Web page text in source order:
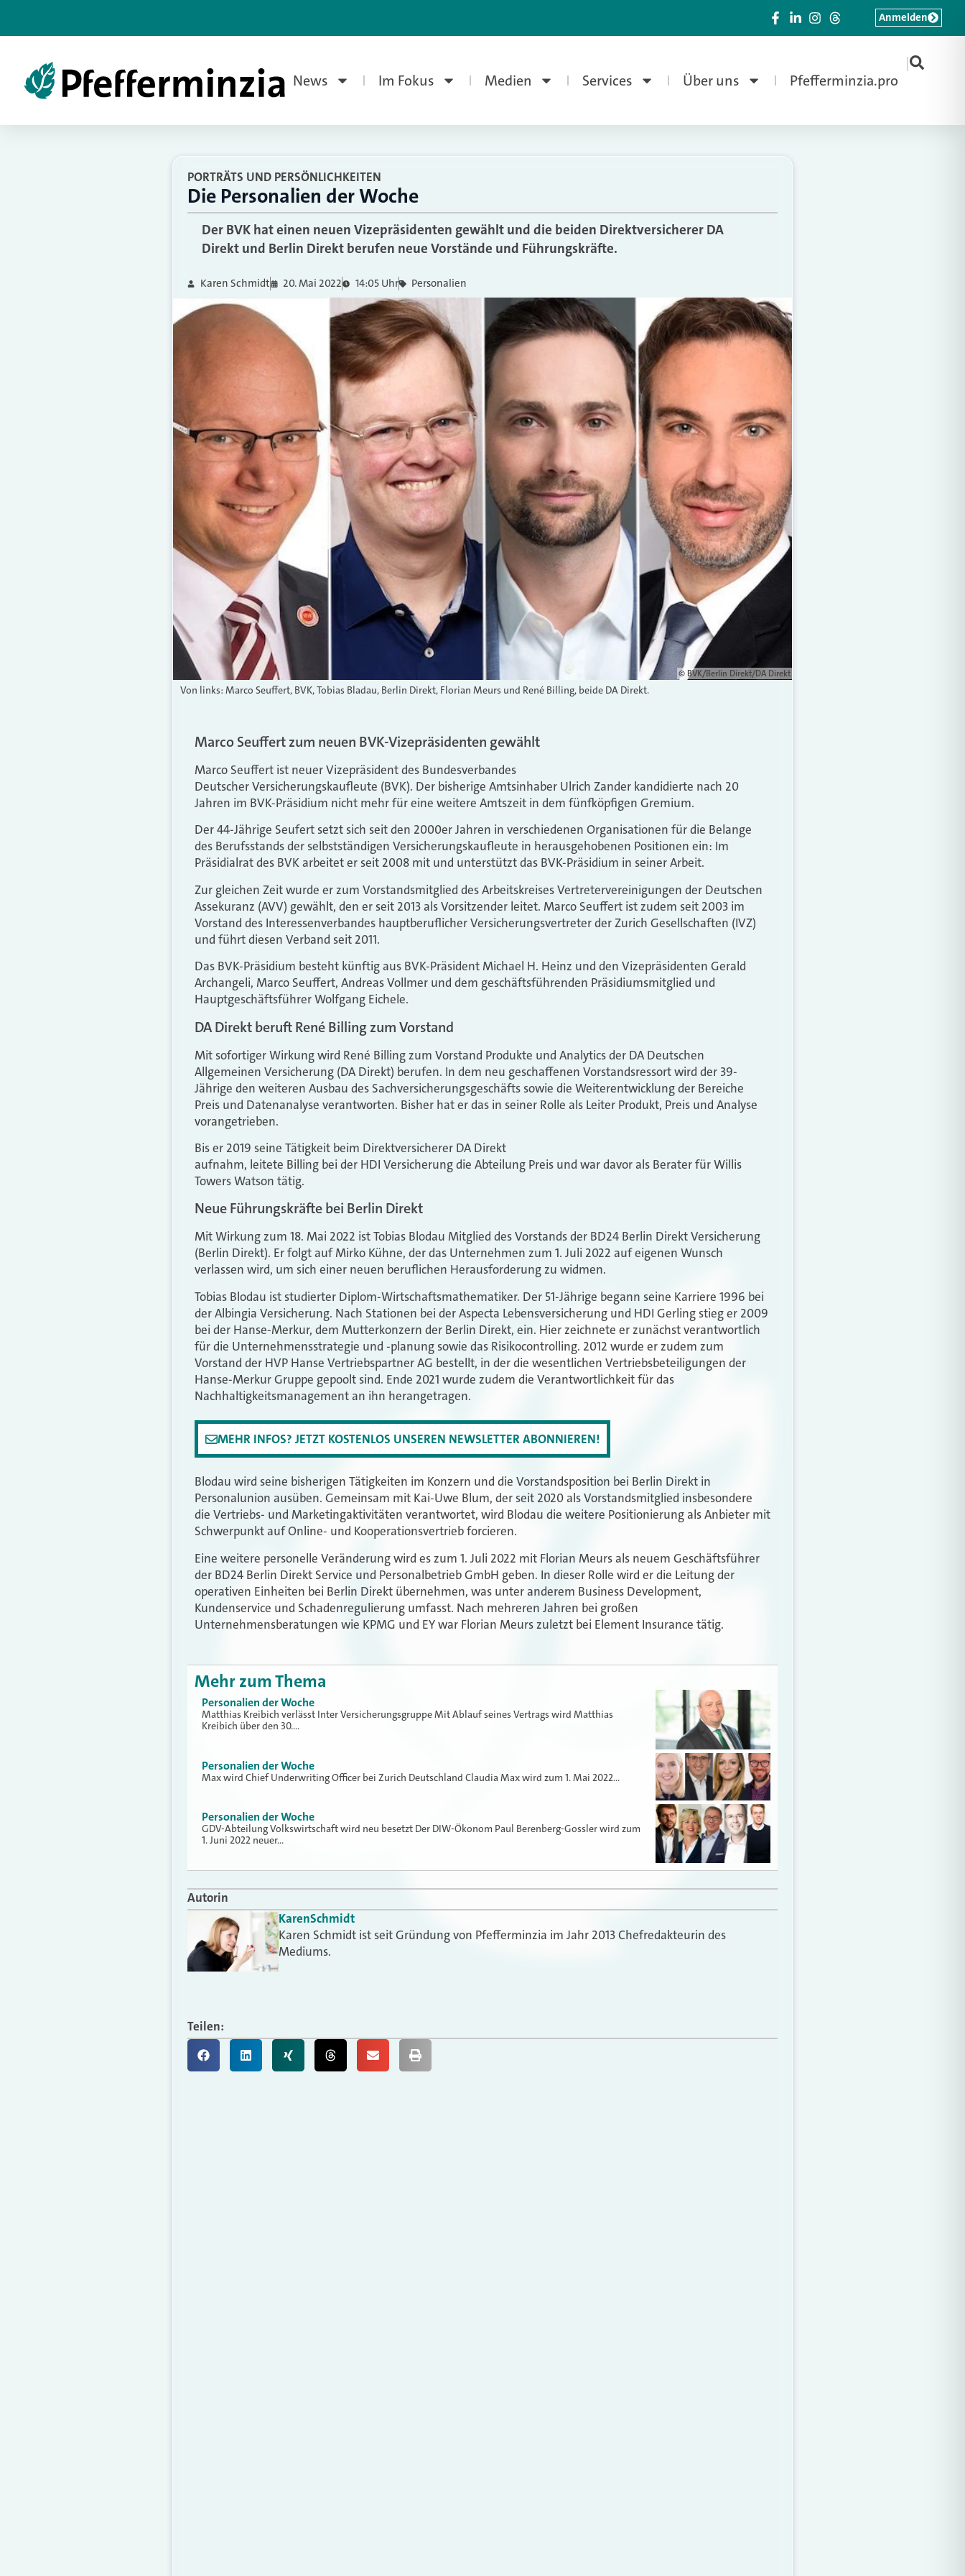
News Im Fokus Medien Services Über uns Pfefferminzia.pro
|
Anmelden
PORTRÄTS UND PERSÖNLICHKEITEN
Die Personalien der Woche
Der BVK hat einen neuen Vizepräsidenten gewählt und die beiden Direktversicherer DA
Direkt und Berlin Direkt berufen neue Vorstände und Führungskräfte.
Karen Schmidt 20. Mai 2022 14:05 Uhr Personalien
© BVK/Berlin Direkt/DA Direkt
Von links: Marco Seuffert, BVK, Tobias Bladau, Berlin Direkt, Florian Meurs und René Billing, beide DA Direkt.
Marco Seuffert zum neuen BVK-Vizepräsidenten gewählt
Marco Seuffert ist neuer Vizepräsident des Bundesverbandes
Deutscher Versicherungskaufleute (BVK). Der bisherige Amtsinhaber Ulrich Zander kandidierte nach 20
Jahren im BVK-Präsidium nicht mehr für eine weitere Amtszeit in dem fünfköpfigen Gremium.
Der 44-Jährige Seufert setzt sich seit den 2000er Jahren in verschiedenen Organisationen für die Belange
des Berufsstands der selbstständigen Versicherungskaufleute in herausgehobenen Positionen ein: Im
Präsidialrat des BVK arbeitet er seit 2008 mit und unterstützt das BVK-Präsidium in seiner Arbeit.
Zur gleichen Zeit wurde er zum Vorstandsmitglied des Arbeitskreises Vertretervereinigungen der Deutschen
Assekuranz (AVV) gewählt, den er seit 2013 als Vorsitzender leitet. Marco Seuffert ist zudem seit 2003 im
Vorstand des Interessenverbandes hauptberuflicher Versicherungsvertreter der Zurich Gesellschaften (IVZ)
und führt diesen Verband seit 2011.
Das BVK-Präsidium besteht künftig aus BVK-Präsident Michael H. Heinz und den Vizepräsidenten Gerald
Archangeli, Marco Seuffert, Andreas Vollmer und dem geschäftsführenden Präsidiumsmitglied und
Hauptgeschäftsführer Wolfgang Eichele.
DA Direkt beruft René Billing zum Vorstand
Mit sofortiger Wirkung wird René Billing zum Vorstand Produkte und Analytics der DA Deutschen
Allgemeinen Versicherung (DA Direkt) berufen. In dem neu geschaffenen Vorstandsressort wird der 39-
Jährige den weiteren Ausbau des Sachversicherungsgeschäfts sowie die Weiterentwicklung der Bereiche
Preis und Datenanalyse verantworten. Bisher hat er das in seiner Rolle als Leiter Produkt, Preis und Analyse
vorangetrieben.
Bis er 2019 seine Tätigkeit beim Direktversicherer DA Direkt
aufnahm, leitete Billing bei der HDI Versicherung die Abteilung Preis und war davor als Berater für Willis
Towers Watson tätig.
Neue Führungskräfte bei Berlin Direkt
Mit Wirkung zum 18. Mai 2022 ist Tobias Blodau Mitglied des Vorstands der BD24 Berlin Direkt Versicherung
(Berlin Direkt). Er folgt auf Mirko Kühne, der das Unternehmen zum 1. Juli 2022 auf eigenen Wunsch
verlassen wird, um sich einer neuen beruflichen Herausforderung zu widmen.
Tobias Blodau ist studierter Diplom-Wirtschaftsmathematiker. Der 51-Jährige begann seine Karriere 1996 bei
der Albingia Versicherung. Nach Stationen bei der Aspecta Lebensversicherung und HDI Gerling stieg er 2009
bei der Hanse-Merkur, dem Mutterkonzern der Berlin Direkt, ein. Hier zeichnete er zunächst verantwortlich
für die Unternehmensstrategie und -planung sowie das Risikocontrolling. 2012 wurde er zudem zum
Vorstand der HVP Hanse Vertriebspartner AG bestellt, in der die wesentlichen Vertriebsbeteiligungen der
Hanse-Merkur Gruppe gepoolt sind. Ende 2021 wurde zudem die Verantwortlichkeit für das
Nachhaltigkeitsmanagement an ihn herangetragen.
MEHR INFOS? JETZT KOSTENLOS UNSEREN NEWSLETTER ABONNIEREN!
Blodau wird seine bisherigen Tätigkeiten im Konzern und die Vorstandsposition bei Berlin Direkt in
Personalunion ausüben. Gemeinsam mit Kai-Uwe Blum, der seit 2020 als Vorstandsmitglied insbesondere
die Vertriebs- und Marketingaktivitäten verantwortet, wird Blodau die weitere Positionierung als Anbieter mit
Schwerpunkt auf Online- und Kooperationsvertrieb forcieren.
Eine weitere personelle Veränderung wird es zum 1. Juli 2022 mit Florian Meurs als neuem Geschäftsführer
der BD24 Berlin Direkt Service und Personalbetrieb GmbH geben. In dieser Rolle wird er die Leitung der
operativen Einheiten bei Berlin Direkt übernehmen, was unter anderem Business Development,
Kundenservice und Schadenregulierung umfasst. Nach mehreren Jahren bei großen
Unternehmensberatungen wie KPMG und EY war Florian Meurs zuletzt bei Element Insurance tätig.
Mehr zum Thema
Personalien der Woche
Matthias Kreibich verlässt Inter Versicherungsgruppe Mit Ablauf seines Vertrags wird Matthias
Kreibich über den 30.…
Personalien der Woche
Max wird Chief Underwriting Officer bei Zurich Deutschland Claudia Max wird zum 1. Mai 2022…
Personalien der Woche
GDV-Abteilung Volkswirtschaft wird neu besetzt Der DIW-Ökonom Paul Berenberg-Gossler wird zum
1. Juni 2022 neuer…
Autorin
KarenSchmidt
Karen Schmidt ist seit Gründung von Pfefferminzia im Jahr 2013 Chefredakteurin des
Mediums.
Teilen: